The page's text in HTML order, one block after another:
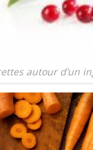
autour d’un